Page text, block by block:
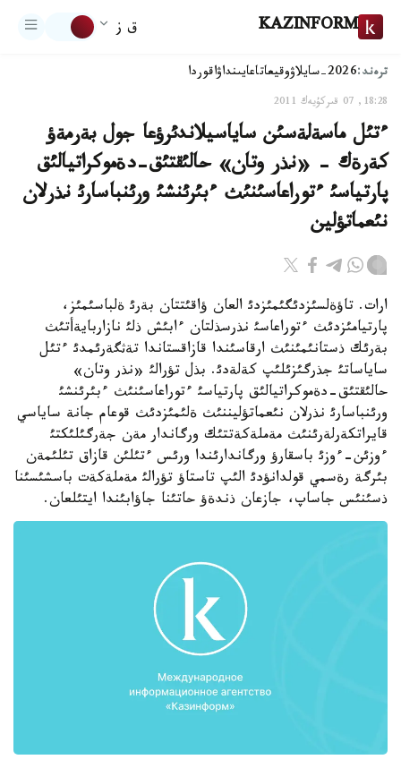
KAZINFORM ق ز
ترەند:2026-سايلاۋ وقيعاتاعايىنداۋاقوردا
18:28, 07 قىركۇيەك 2011
ءتئل ماسةلةسئن ساياسيلاندئرؤعا جول بةرمةؤ
كةرةك - «نذر وتان» حالئقتئق-دةموكراتيالئق
پارتياسئ ءتوراعاسئنئث ءبئرئنشئ ورئنباسارئ نذرلان
نئعماتؤلين
ارات. تاؤةلسئزدئگئمئزدئ العان ؤاقئتتان بةرئ ةلباسئمئز،
پارتيامئزدئث ءتوراعاسئ نذرسذلتان ءابئش ذلئ نازاربايةأتئث
بةرئك ذستانئمئنئث ارقاسئندا قازاقستاندا تةثگةرئمدئ ءتئل
ساياساتئ جذرگئزئلئپ كةلةدئ. بذل تؤرالئ «نذر وتان»
حالئقتئق-دةموكراتيالئق پارتياسئ ءتوراعاسئنئث ءبئرئنشئ
ورئنباسارئ نذرلان نئعماتؤليننئث ةلئمئزدئث قوعام جانة ساياسي
قايراتكةرلةرئنئث مةملةكةتتئك ورگاندار مةن جةرگئلئكتئ
ءوزئن-ءوزئ باسقارؤ ورگاندارئندا ورئس ءتئلئن قازاق تئلئمةن
بئرگة رةسمي قولدانؤدئ الئپ تاستاؤ تؤرالئ مةملةكةت باسشئسئنا
ذسئنئس جاساپ، جازعان ذندةؤ حاتئنا جاؤابئندا ايتئلعان.